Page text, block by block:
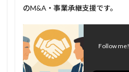
のM&A・事業承継支援です。
Follow me!